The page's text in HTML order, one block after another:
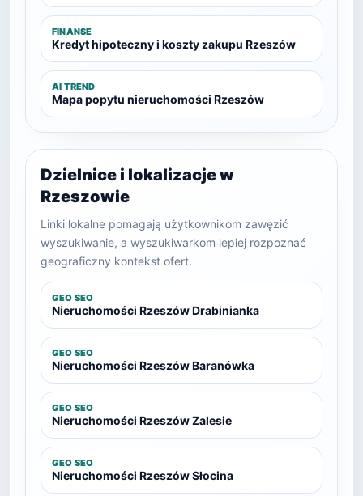
FINANSE
Kredyt hipoteczny i koszty zakupu Rzeszów
AI TREND
Mapa popytu nieruchomości Rzeszów
Dzielnice i lokalizacje w
Rzeszowie
Linki lokalne pomagają użytkownikom zawęzić
wyszukiwanie, a wyszukiwarkom lepiej rozpoznać
geograficzny kontekst ofert.
GEO SEO
Nieruchomości Rzeszów Drabinianka
GEO SEO
Nieruchomości Rzeszów Baranówka
GEO SEO
Nieruchomości Rzeszów Zalesie
GEO SEO
Nieruchomości Rzeszów Słocina